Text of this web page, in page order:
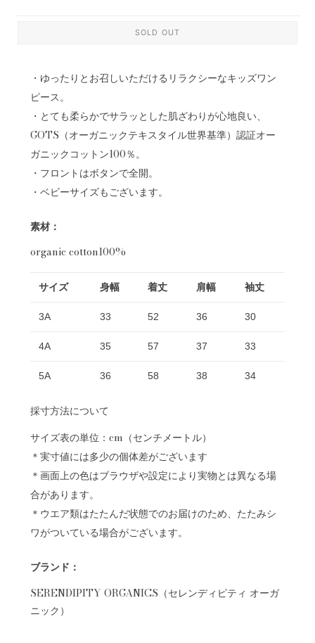
SOLD OUT
・ゆったりとお召しいただけるリラクシーなキッズワン
ピース。
・とても柔らかでサラッとした肌ざわりが心地良い、
GOTS（オーガニックテキスタイル世界基準）認証オー
ガニックコットン100％。
・フロントはボタンで全開。
・ベビーサイズもございます。
素材：
organic cotton100%
サイズ 身幅 着丈 肩幅 袖丈
3A 33 52 36 30
4A 35 57 37 33
5A 36 58 38 34
採寸方法について
サイズ表の単位：cm（センチメートル）
＊実寸値には多少の個体差がございます
＊画面上の色はブラウザや設定により実物とは異なる場
合があります。
＊ウエア類はたたんだ状態でのお届けのため、たたみシ
ワがついている場合がございます。
ブランド：
SERENDIPITY ORGANICS（セレンディピティ オーガ
ニック）